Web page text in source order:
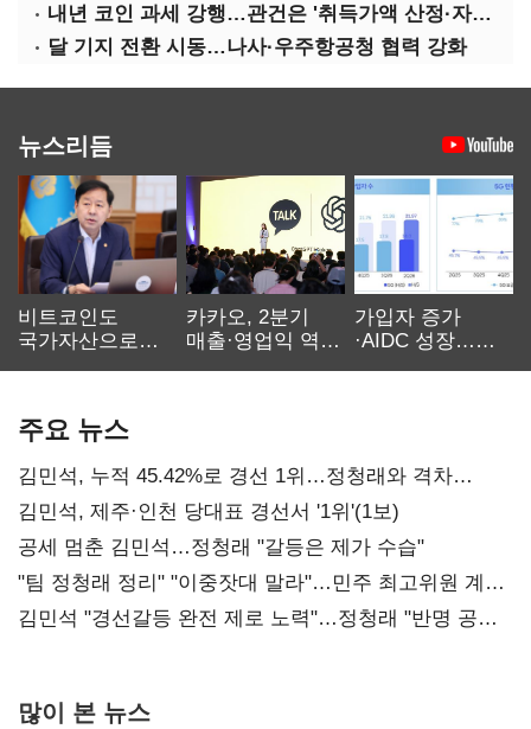
내년 코인 과세 강행…관건은 '취득가액 산정·자산 이동'
달 기지 전환 시동…나사·우주항공청 협력 강화
뉴스리듬
비트코인도
국가자산으로…'
카카오, 2분기
매출·영업익 역대
가입자 증가
·AIDC 성장…
주요 뉴스
김민석, 누적 45.42%로 경선 1위…정청래와 격차
0.86%p(2보)
김민석, 제주·인천 당대표 경선서 '1위'(1보)
공세 멈춘 김민석…정청래 "갈등은 제가 수습"
"팀 정청래 정리" "이중잣대 말라"…민주 최고위원 계파
다툼 격화
김민석 "경선갈등 완전 제로 노력"…정청래 "반명 공세
많이 본 뉴스